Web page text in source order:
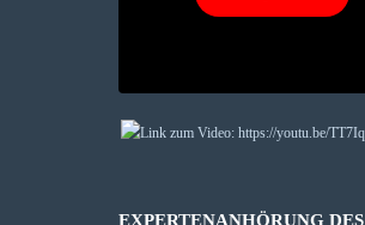
EXPERTENANHÖRUNG DES